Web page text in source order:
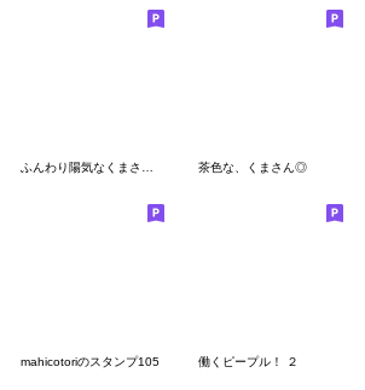
茶色な、くまさん◎
mahicotoriのスタンプ105 働くピープル！ ２